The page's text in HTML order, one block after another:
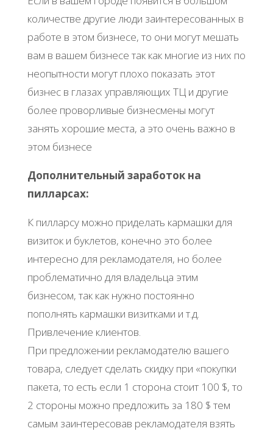
количестве другие люди заинтересованных в
работе в этом бизнесе, то они могут мешать
вам в вашем бизнесе так как многие из них по
неопытности могут плохо показать этот
бизнес в глазах управляющих ТЦ и другие
более проворливые бизнесмены могут
занять хорошие места, а это очень важно в
этом бизнесе
Дополнительный заработок на
пилларсах:
К пилларсу можно приделать кармашки для
визиток и буклетов, конечно это более
интересно для рекламодателя, но более
проблематично для владельца этим
бизнесом, так как нужно постоянно
пополнять кармашки визитками и т.д.
Привлечение клиентов.
При предложении рекламодателю вашего
товара, следует сделать скидку при «покупки
пакета, то есть если 1 сторона стоит 100 $, то
2 стороны можно предложить за 180 $ тем
самым заинтересовав рекламодателя взять